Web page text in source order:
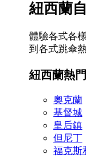
紐西蘭
體驗各式各
到各式跳傘
紐西蘭熱
奧克蘭
基督城
皇后鎮
但尼丁
福克斯